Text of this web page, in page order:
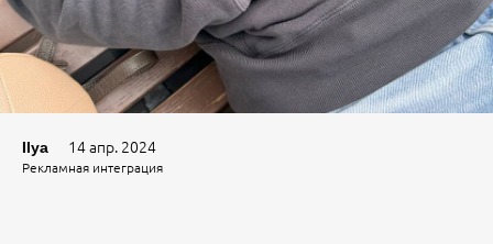
Ilya 14 апр. 2024
Рекламная интеграция